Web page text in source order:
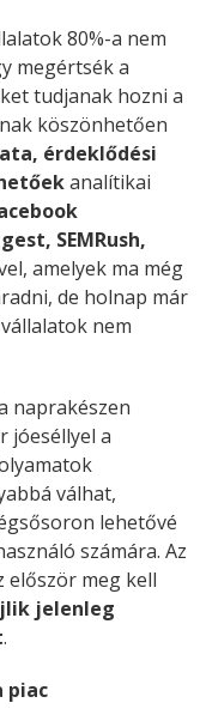
80%-a nem
megértsék a
tudjanak hozni a
köszönhetően
érdeklődési
analítikai
SEMRush,
amelyek ma még
de holnap már
nem
naprakészen
jóeséllyel a
válhat,
lehetővé
számára. Az
először meg kell
jelenleg
.
piac